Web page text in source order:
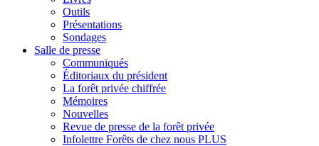
Outils
Présentations
Sondages
Salle de presse
Communiqués
Éditoriaux du président
La forêt privée chiffrée
Mémoires
Nouvelles
Revue de presse de la forêt privée
Infolettre Forêts de chez nous PLUS